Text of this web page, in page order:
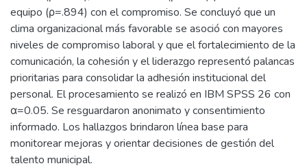
equipo (ρ=.894) con el compromiso. Se concluyó que un
clima organizacional más favorable se asoció con mayores
niveles de compromiso laboral y que el fortalecimiento de la
comunicación, la cohesión y el liderazgo representó palancas
prioritarias para consolidar la adhesión institucional del
personal. El procesamiento se realizó en IBM SPSS 26 con
α=0.05. Se resguardaron anonimato y consentimiento
informado. Los hallazgos brindaron línea base para
monitorear mejoras y orientar decisiones de gestión del
talento municipal.